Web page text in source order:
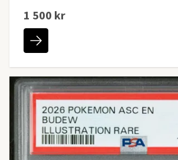
1 500 kr